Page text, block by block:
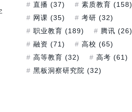
直播 (37) 素质教育 (158)
网课 (35) 考研 (32)
职业教育 (189) 腾讯 (26)
融资 (71) 高校 (65)
高等教育 (32) 高考 (61)
黑板洞察研究院 (32)